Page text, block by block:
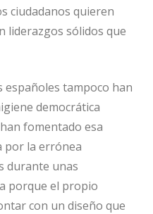
ciudadanos quieren
liderazgos sólidos que
españoles tampoco han
democrática
fomentado esa
por la errónea
durante unas
porque el propio
con un diseño que